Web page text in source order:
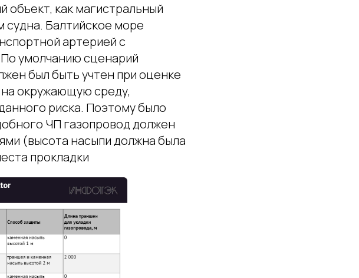
объект, как магистральный
судна. Балтийское море
артерией с
умолчанию сценарий
был быть учтен при оценке
на окружающую среду,
риска. Поэтому было
ЧП газопровод должен
(высота насыпи должна была
прокладки